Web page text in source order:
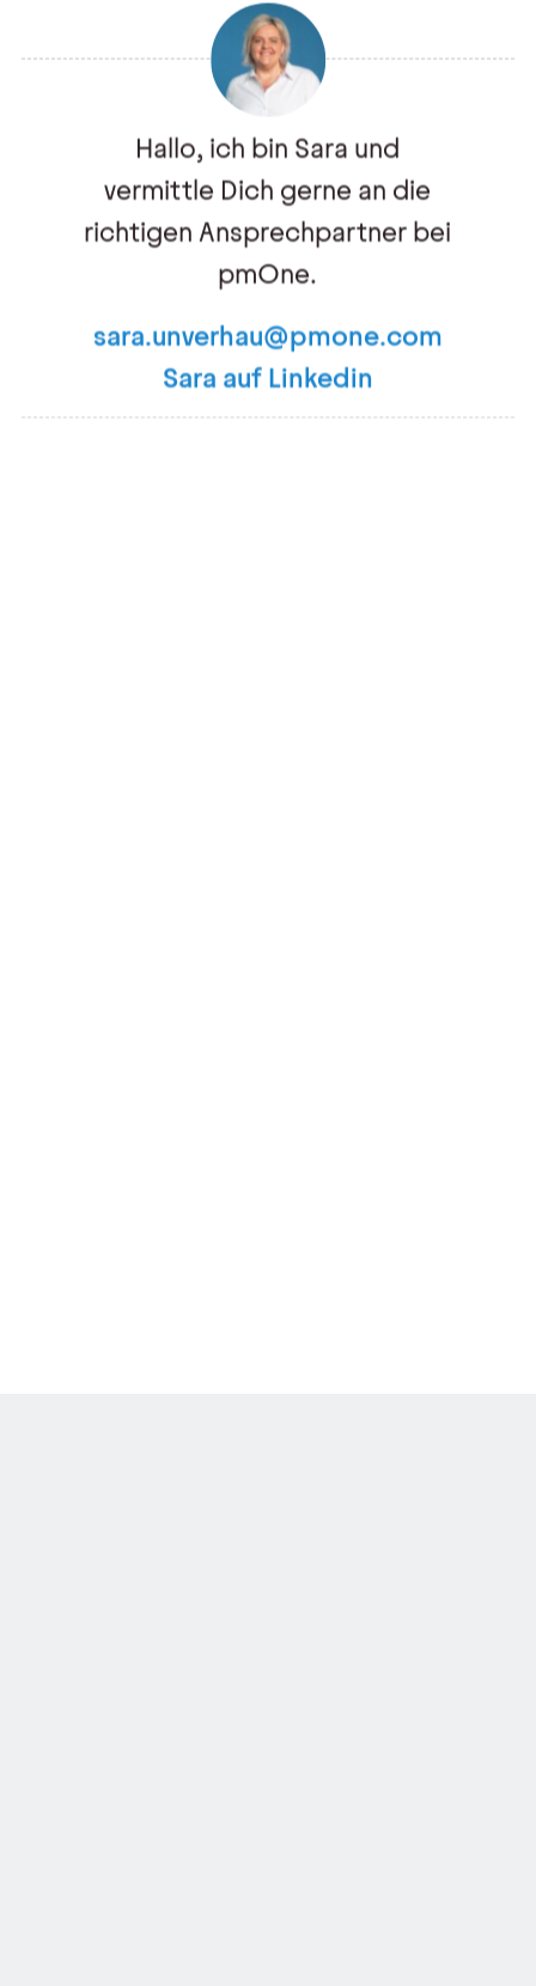
Hallo, ich bin Sara und
vermittle Dich gerne an die
richtigen Ansprechpartner bei
pmOne.
sara.unverhau@pmone.com
Sara auf Linkedin